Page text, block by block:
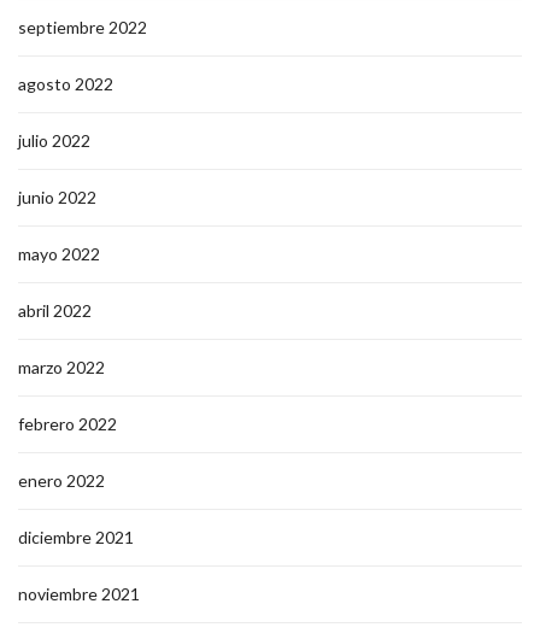
septiembre 2022
agosto 2022
julio 2022
junio 2022
mayo 2022
abril 2022
marzo 2022
febrero 2022
enero 2022
diciembre 2021
noviembre 2021